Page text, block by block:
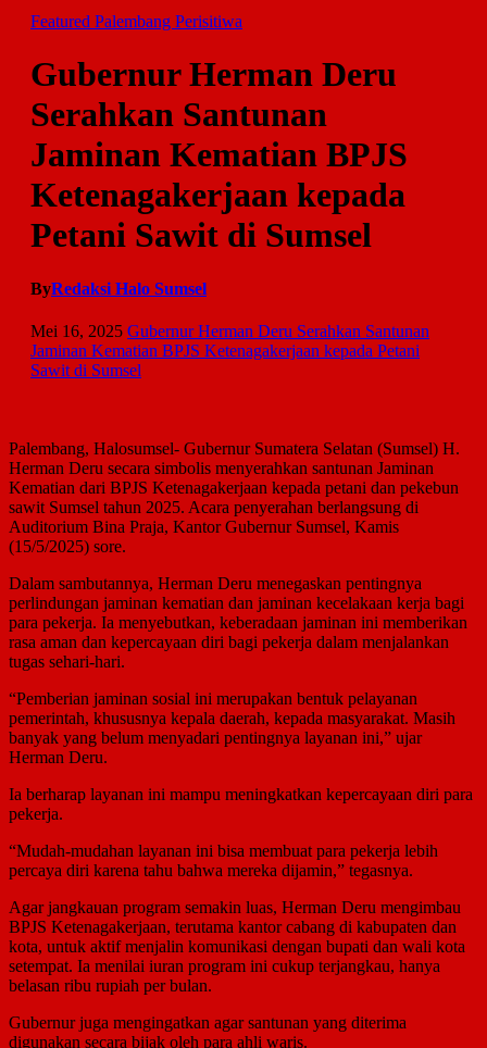
Featured Palembang Perisitiwa
Gubernur Herman Deru
Serahkan Santunan
Jaminan Kematian BPJS
Ketenagakerjaan kepada
Petani Sawit di Sumsel
ByRedaksi Halo Sumsel
Mei 16, 2025 Gubernur Herman Deru Serahkan Santunan
Jaminan Kematian BPJS Ketenagakerjaan kepada Petani
Sawit di Sumsel
Palembang, Halosumsel- Gubernur Sumatera Selatan (Sumsel) H.
Herman Deru secara simbolis menyerahkan santunan Jaminan
Kematian dari BPJS Ketenagakerjaan kepada petani dan pekebun
sawit Sumsel tahun 2025. Acara penyerahan berlangsung di
Auditorium Bina Praja, Kantor Gubernur Sumsel, Kamis
(15/5/2025) sore.
Dalam sambutannya, Herman Deru menegaskan pentingnya
perlindungan jaminan kematian dan jaminan kecelakaan kerja bagi
para pekerja. Ia menyebutkan, keberadaan jaminan ini memberikan
rasa aman dan kepercayaan diri bagi pekerja dalam menjalankan
tugas sehari-hari.
“Pemberian jaminan sosial ini merupakan bentuk pelayanan
pemerintah, khususnya kepala daerah, kepada masyarakat. Masih
banyak yang belum menyadari pentingnya layanan ini,” ujar
Herman Deru.
Ia berharap layanan ini mampu meningkatkan kepercayaan diri para
pekerja.
“Mudah-mudahan layanan ini bisa membuat para pekerja lebih
percaya diri karena tahu bahwa mereka dijamin,” tegasnya.
Agar jangkauan program semakin luas, Herman Deru mengimbau
BPJS Ketenagakerjaan, terutama kantor cabang di kabupaten dan
kota, untuk aktif menjalin komunikasi dengan bupati dan wali kota
setempat. Ia menilai iuran program ini cukup terjangkau, hanya
belasan ribu rupiah per bulan.
Gubernur juga mengingatkan agar santunan yang diterima
digunakan secara bijak oleh para ahli waris.